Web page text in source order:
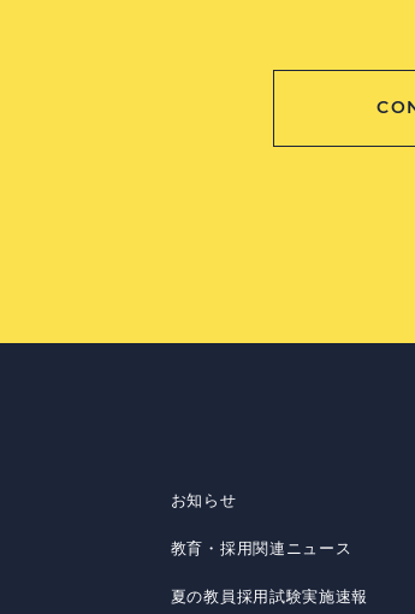
お知らせ
教育・採用関連ニュース
夏の教員採用試験実施速報